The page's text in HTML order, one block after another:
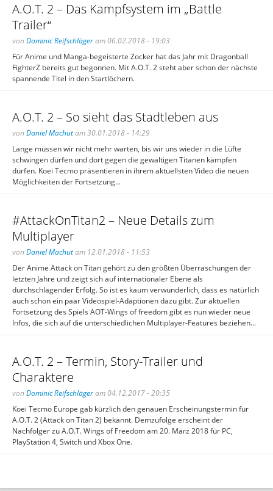
A.O.T. 2 – Das Kampfsystem im „Battle
Trailer“
von Dominic Reifschlägeram 06.02.2018 - 19:03
Für Anime und Manga-begeisterte Zocker hat das Jahr mit Dragonball
FighterZ bereits gut begonnen. Mit A.O.T. 2 steht aber schon der nächste
spannende Titel in den Startlöchern.
A.O.T. 2 – So sieht das Stadtleben aus
von Daniel Machutam 30.01.2018 - 14:29
Lange müssen wir nicht mehr warten, bis wir uns wieder in die Lüfte
schwingen dürfen und dort gegen die gewaltigen Titanen kämpfen
dürfen. Koei Tecmo präsentieren in ihrem aktuellsten Video die neuen
Möglichkeiten der Fortsetzung...
#AttackOnTitan2 – Neue Details zum
Multiplayer
von Daniel Machutam 12.01.2018 - 11:53
Der Anime Attack on Titan gehört zu den größten Überraschungen der
letzten Jahre und zeigt sich auf internationaler Ebene als
durchschlagender Erfolg. So ist es kaum verwunderlich, dass es natürlich
auch schon ein paar Videospiel-Adaptionen dazu gibt. Zur aktuellen
Fortsetzung des Spiels AOT-Wings of freedom gibt es nun wieder neue
Infos, die sich auf die unterschiedlichen Multiplayer-Features beziehen...
A.O.T. 2 – Termin, Story-Trailer und
Charaktere
von Dominic Reifschlägeram 04.12.2017 - 20:35
Koei Tecmo Europe gab kürzlich den genauen Erscheinungstermin für
A.O.T. 2 (Attack on Titan 2) bekannt. Demzufolge erscheint der
Nachfolger zu A.O.T. Wings of Freedom am 20. März 2018 für PC,
PlayStation 4, Switch und Xbox One.